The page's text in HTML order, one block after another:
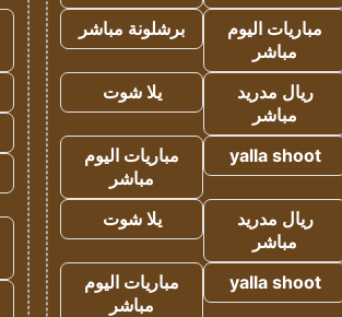
مباريات اليوم
مباشر
برشلونة مباشر
ريال مدريد
مباشر
يلا شوت
yalla shoot
مباريات اليوم
مباشر
ريال مدريد
مباشر
يلا شوت
yalla shoot
مباريات اليوم
مباشر